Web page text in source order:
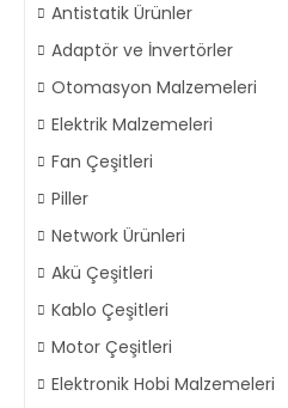
Antistatik Ürünler
Adaptör ve İnvertörler
Otomasyon Malzemeleri
Elektrik Malzemeleri
Fan Çeşitleri
Piller
Network Ürünleri
Akü Çeşitleri
Kablo Çeşitleri
Motor Çeşitleri
Elektronik Hobi Malzemeleri